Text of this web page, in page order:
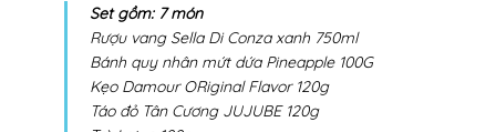
Set gồm: 7 món
Rượu vang Sella Di Conza xanh 750ml
Bánh quy nhân mứt dứa Pineapple 100G
Kẹo Damour ORiginal Flavor 120g
Táo đỏ Tân Cương JUJUBE 120g